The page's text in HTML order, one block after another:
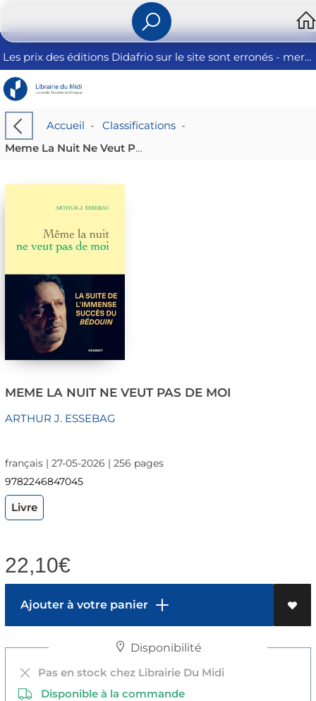
Les prix des éditions Didafrio sur le site sont erronés - merci de nous contacter
Accueil - Classifications-
Meme La Nuit Ne Veut Pas De Moi
MEME LA NUIT NE VEUT PAS DE MOI
ARTHUR J. ESSEBAG
français | 27-05-2026 | 256 pages
9782246847045
Livre
22,10€
Ajouter à votre panier
Disponibilité
Pas en stock chez Librairie Du Midi
Disponible à la commande